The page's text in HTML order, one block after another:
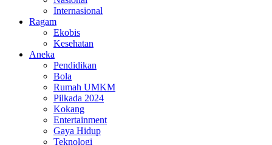
Internasional
Ragam
Ekobis
Kesehatan
Aneka
Pendidikan
Bola
Rumah UMKM
Pilkada 2024
Kokang
Entertainment
Gaya Hidup
Teknologi